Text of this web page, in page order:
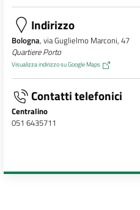
Indirizzo
Bologna, via Guglielmo Marconi, 47
Quartiere Porto
Visualizza indirizzo su Google Maps
Contatti telefonici
Centralino
051 6435711